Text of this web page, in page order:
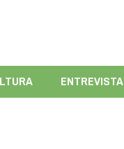
ENTREVISTA